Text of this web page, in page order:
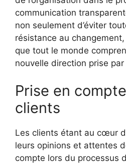
communication
non seulement d’éviter
résistance au
que tout le monde
nouvelle direction prise
Prise en
clients
Les clients étant au cœur
leurs opinions et attentes
compte lors du processus